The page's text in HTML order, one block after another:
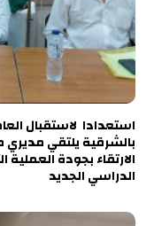
استعدادا لاستقبال
بالشرقية يلتقي مديري
الارتقاء بجودة
الدراسي الجديد